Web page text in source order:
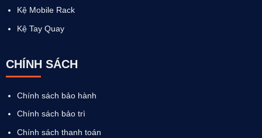
Kệ Mobile Rack
Kệ Tay Quay
CHÍNH SÁCH
Chính sách bảo hành
Chính sách bảo trì
Chính sách thanh toán